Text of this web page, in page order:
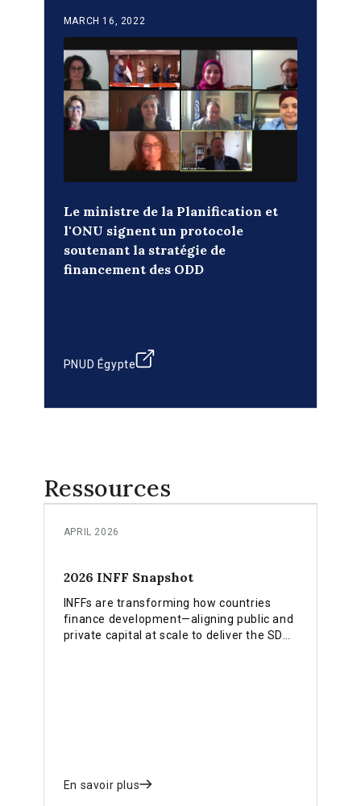
MARCH 16, 2022
Le ministre de la Planification et
l'ONU signent un protocole
soutenant la stratégie de
financement des ODD
PNUD Égypte
Ressources
APRIL 2026
2026 INFF Snapshot
INFFs are transforming how countries
finance development—aligning public and
private capital at scale to deliver the SDGs
En savoir plus